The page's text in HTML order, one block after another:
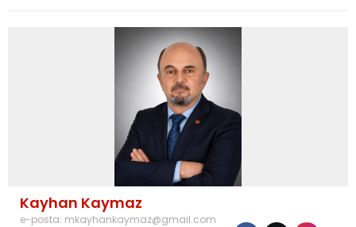
Kayhan Kaymaz
e-posta: mkayhankaymaz@gmail.com